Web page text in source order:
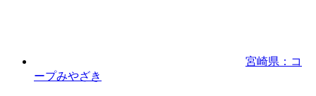
宮崎県：コ
ープみやざき